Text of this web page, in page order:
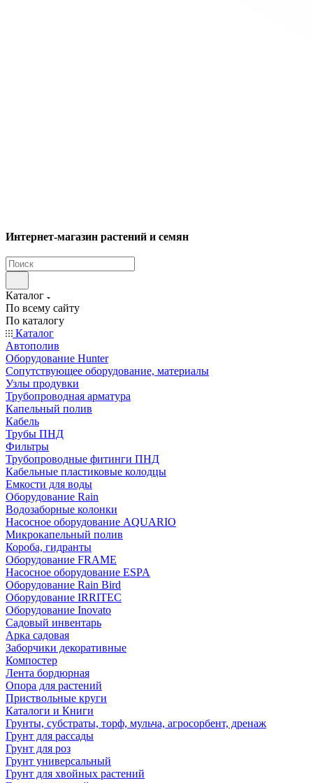
Интернет-магазин растений и семян
Каталог
По всему сайту
По каталогу
Каталог
Автополив
Оборудование Hunter
Сопутствующее оборудование, материалы
Узлы продувки
Трубопроводная арматура
Капельный полив
Кабель
Трубы ПНД
Фильтры
Трубопроводные фитинги ПНД
Кабельные пластиковые колодцы
Емкости для воды
Оборудование Rain
Водозаборные колонки
Насосное оборудование AQUARIO
Микрокапельный полив
Короба, гидранты
Оборудование FRAME
Насосное оборудование ESPA
Оборудование Rain Bird
Оборудование IRRITEC
Оборудование Inovato
Садовый инвентарь
Арка садовая
Заборчики декоративные
Компостер
Лента бордюрная
Опора для растений
Приствольные круги
Каталоги и Книги
Грунты, субстраты, торф, мульча, агросорбент, дренаж
Грунт для рассады
Грунт для роз
Грунт универсальный
Грунт для хвойных растений